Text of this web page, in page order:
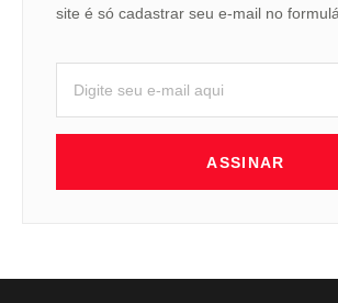
site é só cadastrar seu e-mail no
ASSINAR